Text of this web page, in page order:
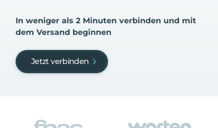
In weniger als 2 Minuten verbinden und mit
dem Versand beginnen
Jetzt verbinden